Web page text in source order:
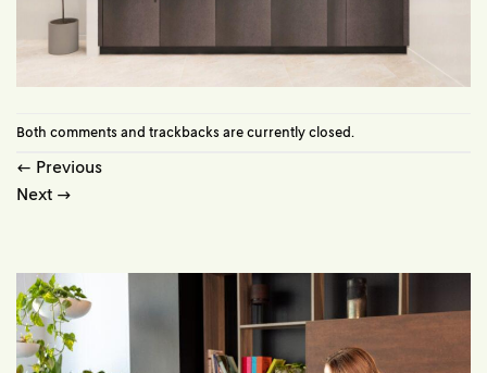
Both comments and trackbacks are currently closed.
← Previous
Next →